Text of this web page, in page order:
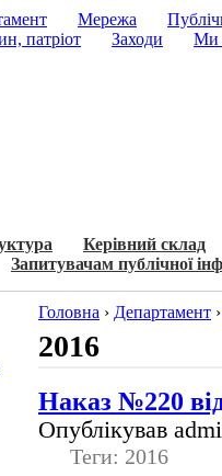
Мережа
патріот Заходи
Ми
Керівний склад
Запитувачам публічної
Головна › Департамент
2016
Наказ №220
Опублікував
Теги: 2016